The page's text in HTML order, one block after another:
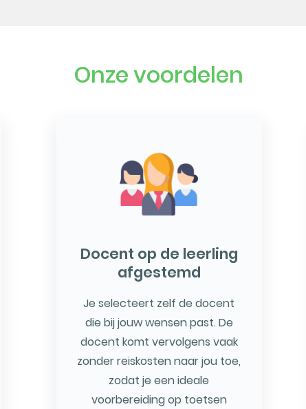
Onze voordelen
Docent op de leerling
afgestemd
Je selecteert zelf de docent
die bij jouw wensen past. De
docent komt vervolgens vaak
zonder reiskosten naar jou toe,
zodat je een ideale
voorbereiding op toetsen